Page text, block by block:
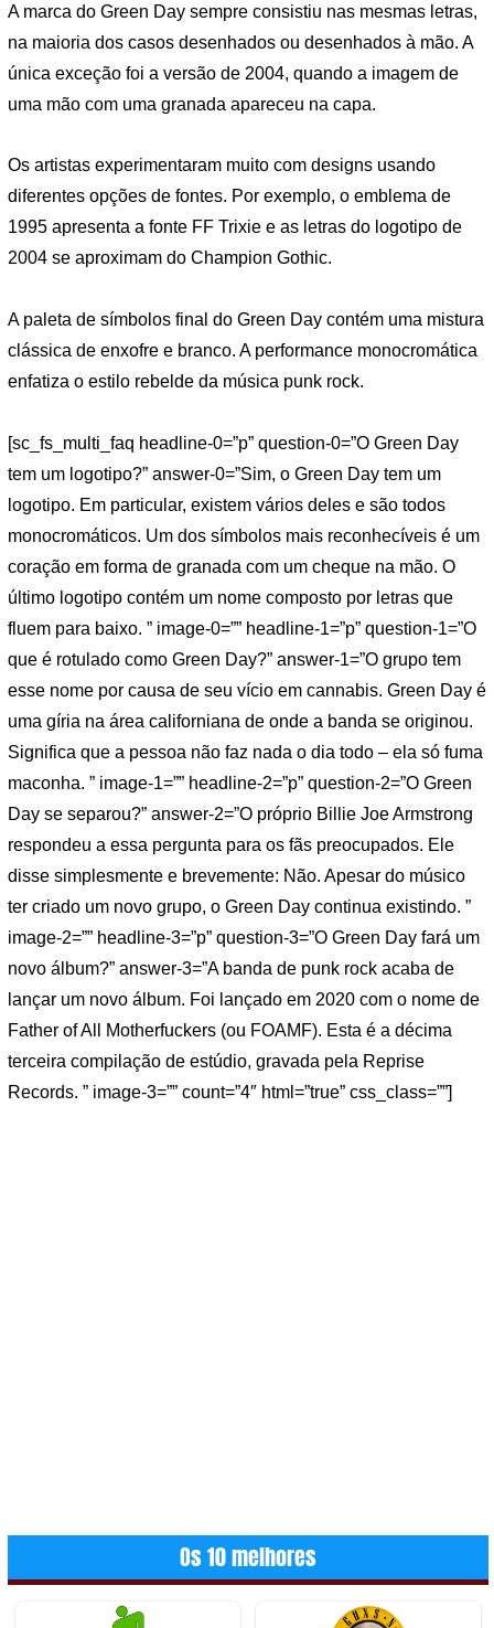
A marca do Green Day sempre consistiu nas mesmas letras,
na maioria dos casos desenhados ou desenhados à mão. A
única exceção foi a versão de 2004, quando a imagem de
uma mão com uma granada apareceu na capa.
Os artistas experimentaram muito com designs usando
diferentes opções de fontes. Por exemplo, o emblema de
1995 apresenta a fonte FF Trixie e as letras do logotipo de
2004 se aproximam do Champion Gothic.
A paleta de símbolos final do Green Day contém uma mistura
clássica de enxofre e branco. A performance monocromática
enfatiza o estilo rebelde da música punk rock.
[sc_fs_multi_faq headline-0=”p” question-0=”O Green Day
tem um logotipo?” answer-0=”Sim, o Green Day tem um
logotipo. Em particular, existem vários deles e são todos
monocromáticos. Um dos símbolos mais reconhecíveis é um
coração em forma de granada com um cheque na mão. O
último logotipo contém um nome composto por letras que
fluem para baixo. ” image-0=”” headline-1=”p” question-1=”O
que é rotulado como Green Day?” answer-1=”O grupo tem
esse nome por causa de seu vício em cannabis. Green Day é
uma gíria na área californiana de onde a banda se originou.
Significa que a pessoa não faz nada o dia todo – ela só fuma
maconha. ” image-1=”” headline-2=”p” question-2=”O Green
Day se separou?” answer-2=”O próprio Billie Joe Armstrong
respondeu a essa pergunta para os fãs preocupados. Ele
disse simplesmente e brevemente: Não. Apesar do músico
ter criado um novo grupo, o Green Day continua existindo. ”
image-2=”” headline-3=”p” question-3=”O Green Day fará um
novo álbum?” answer-3=”A banda de punk rock acaba de
lançar um novo álbum. Foi lançado em 2020 com o nome de
Father of All Motherfuckers (ou FOAMF). Esta é a décima
terceira compilação de estúdio, gravada pela Reprise
Records. ” image-3=”” count=”4″ html=”true” css_class=””]
Os 10 melhores